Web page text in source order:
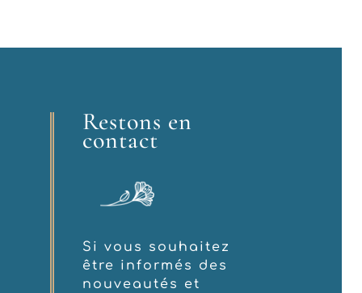
Restons en
contact
Si vous souhaitez
être informés des
nouveautés et